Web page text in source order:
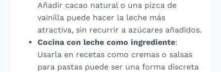
Añadir cacao natural o una pizca de
vainilla puede hacer la leche más
atractiva, sin recurrir a azúcares añadidos.
Cocina con leche como ingrediente:
Usarla en recetas como cremas o salsas
para pastas puede ser una forma discreta